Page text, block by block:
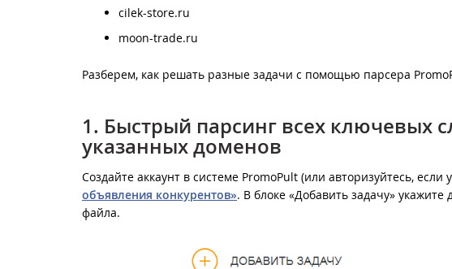
cilek-store.ru
moon-trade.ru
Разберем, как решать разные задачи с помощью парсера
1. Быстрый парсинг всех ключевых
указанных доменов
Создайте аккаунт в системе PromoPult (или авторизуйтесь, если
объявления конкурентов». В блоке «Добавить задачу»
файла.